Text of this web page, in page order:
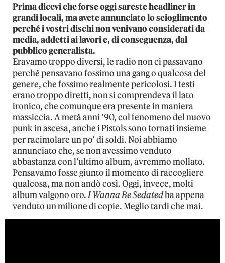
Prima dicevi che forse oggi sareste headliner in
grandi locali, ma avete annunciato lo scioglimento
perché i vostri dischi non venivano considerati da
media, addetti ai lavori e, di conseguenza, dal
pubblico generalista.
Eravamo troppo diversi, le radio non ci passavano
perché pensavano fossimo una gang o qualcosa del
genere, che fossimo realmente pericolosi. I testi
erano troppo diretti, non si comprendeva il lato
ironico, che comunque era presente in maniera
massiccia. A metà anni ’90, col fenomeno del nuovo
punk in ascesa, anche i Pistols sono tornati insieme
per racimolare un po’ di soldi. Noi abbiamo
annunciato che, se non avessimo venduto
abbastanza con l’ultimo album, avremmo mollato.
Pensavamo fosse giunto il momento di raccogliere
qualcosa, ma non andò così. Oggi, invece, molti
album valgono oro.I Wanna Be Sedatedha appena
venduto un milione di copie. Meglio tardi che mai.